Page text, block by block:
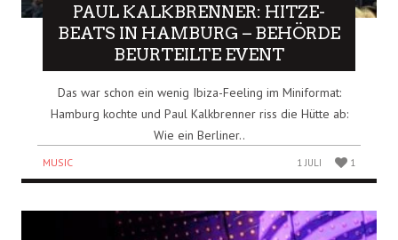
PAUL KALKBRENNER: HITZE-
BEATS IN HAMBURG – BEHÖRDE
BEURTEILTE EVENT
Das war schon ein wenig Ibiza-Feeling im Miniformat:
Hamburg kochte und Paul Kalkbrenner riss die Hütte ab:
Wie ein Berliner..
MUSIC 1 JULI 1